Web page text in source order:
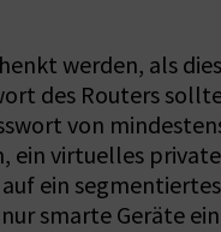
werden, als
des Routers
von
ein virtuelles
ein
smarte Geräte